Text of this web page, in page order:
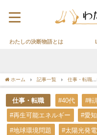
わたしの決断物語とは
ホーム 記事一覧 仕事・転職
仕事・転職 #40代 #転
#再生可能エネルギー #愛
#地球環境問題 #太陽光発電